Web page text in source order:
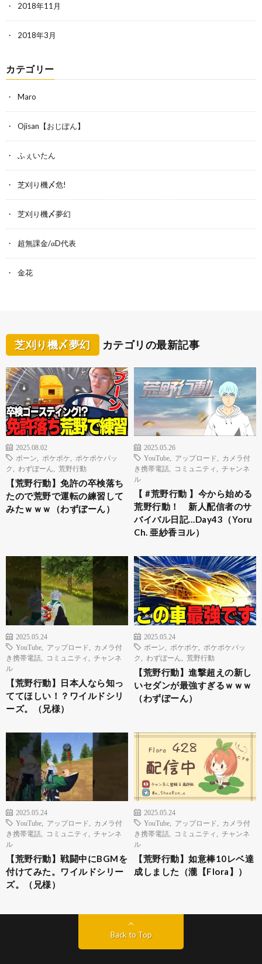
2018年11月
2018年3月
カテゴリー
Maro
Ojisan【おじぽん】
ふぇいたん
芝刈り機〆危!
芝刈り機〆夢幻
超無課金/αD代表
金花
芝刈り機〆夢幻 カテゴリの最新記事
2025.08.02
ボーン
ポケポケ
ポケポケパッ
ク
わずぼーん 荒野行動
【荒野行動】免許の卒検落ち
たので荒野で運転の練習して
みたｗｗｗ（わずぼーん）
2025.05.26
YouTube
アップロード
カメラ付
き携帯電話
コミュニティ
チャンネ
ル
【 #荒野行動 】今から始める
荒野行動！ 新人配信者のサ
バイバル日記…Day43（Yoru
Ch. 亜紗香ヨル）
2025.05.24
YouTube
アップロード
カメラ付
き携帯電話
コミュニティ
チャンネ
ル
【荒野行動】日本人なら知っ
ててほしい！？ワイルドシリ
ーズ。（兄様）
2025.05.24
ボーン
ポケポケ
ポケポケパッ
ク
わずぼーん 荒野行動
【荒野行動】進撃超えの新し
いセダンが最強すぎるｗｗｗ
（わずぼーん）
2025.05.24
YouTube
アップロード
カメラ付
き携帯電話
コミュニティ
チャンネ
ル
【荒野行動】戦闘中にBGMを
付けてみた。ワイルドシリー
ズ。（兄様）
2025.05.24
YouTube
アップロード
カメラ付
き携帯電話
コミュニティ
チャンネ
ル
【荒野行動】如意棒10レベ達
成しました（瀧【Flora】）
Back to Top